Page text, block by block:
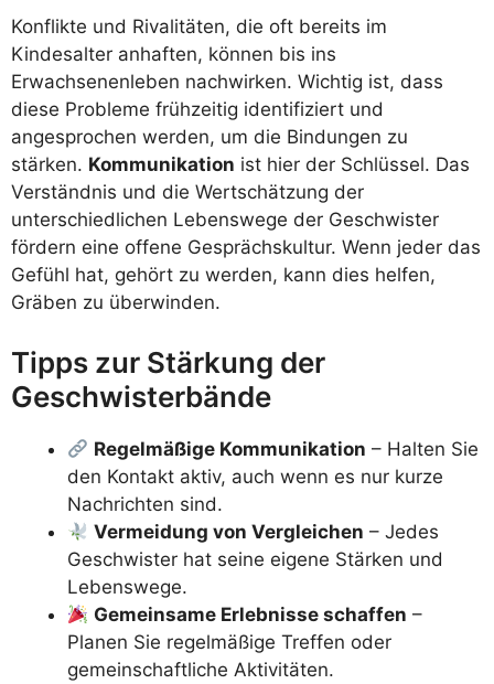
Konflikte und Rivalitäten, die oft bereits im
Kindesalter anhaften, können bis ins
Erwachsenenleben nachwirken. Wichtig ist, dass
diese Probleme frühzeitig identifiziert und
angesprochen werden, um die Bindungen zu
stärken. Kommunikation ist hier der Schlüssel. Das
Verständnis und die Wertschätzung der
unterschiedlichen Lebenswege der Geschwister
fördern eine offene Gesprächskultur. Wenn jeder das
Gefühl hat, gehört zu werden, kann dies helfen,
Gräben zu überwinden.
Tipps zur Stärkung der
Geschwisterbände
Regelmäßige Kommunikation – Halten Sie
den Kontakt aktiv, auch wenn es nur kurze
Nachrichten sind.
Vermeidung von Vergleichen – Jedes
Geschwister hat seine eigene Stärken und
Lebenswege.
Gemeinsame Erlebnisse schaffen –
Planen Sie regelmäßige Treffen oder
gemeinschaftliche Aktivitäten.